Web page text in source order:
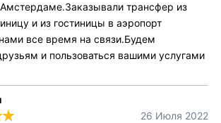
трансфер из
и из гостиницы в аэропорт
все время на связи.Будем
и пользоваться вашими услугами
26 Июля 2022